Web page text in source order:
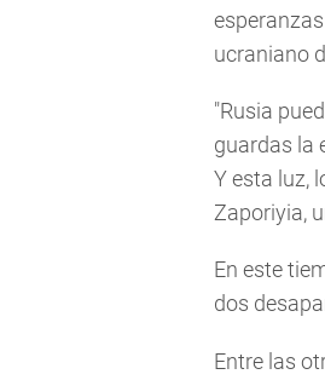
ucraniano
"Rusia
guardas la
Y esta luz,
Zaporiyia,
En este
dos
Entre las